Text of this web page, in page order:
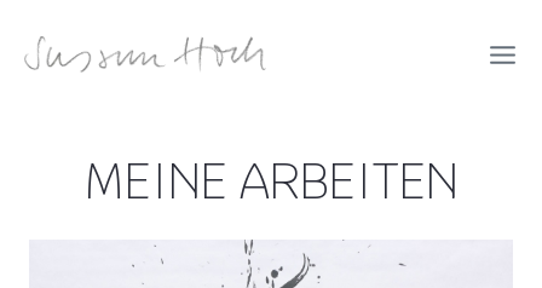
Inhalt
MEINE ARBEITEN